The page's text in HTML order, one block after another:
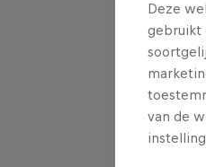
In
en
die
Deze
gebruikt
van de